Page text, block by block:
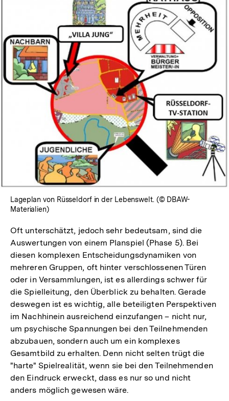
In
Lightbox
öffnen
Lageplan von Rüsseldorf in der Lebenswelt. (© DBAW-
Materialien)
Oft unterschätzt, jedoch sehr bedeutsam, sind die
Auswertungen von einem Planspiel (Phase 5). Bei
diesen komplexen Entscheidungsdynamiken von
mehreren Gruppen, oft hinter verschlossenen Türen
oder in Versammlungen, ist es allerdings schwer für
die Spielleitung, den Überblick zu behalten. Gerade
deswegen ist es wichtig, alle beteiligten Perspektiven
im Nachhinein ausreichend einzufangen – nicht nur,
um psychische Spannungen bei den Teilnehmenden
abzubauen, sondern auch um ein komplexes
Gesamtbild zu erhalten. Denn nicht selten trügt die
"harte" Spielrealität, wenn sie bei den Teilnehmenden
den Eindruck erweckt, dass es nur so und nicht
anders möglich gewesen wäre.